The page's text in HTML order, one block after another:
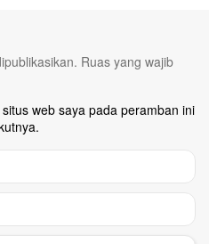
Ruas yang wajib
web saya pada peramban ini